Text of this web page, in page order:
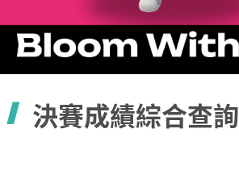
決賽成績綜合查詢